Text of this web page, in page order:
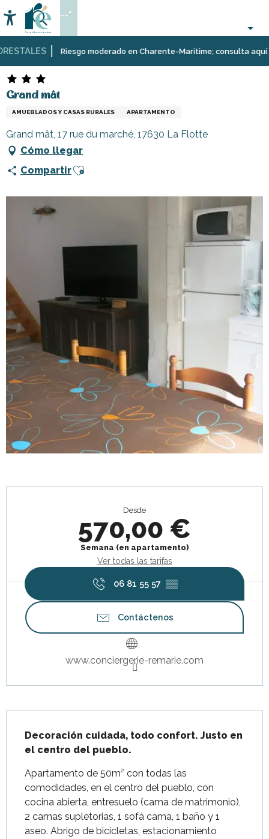
au
contenu
principal
Riesgo moderado en Charente-Maritime; consulta aquí
Accessibilité
Buscar
--°
Página Web EstanciaAlojamiento
AlquileresGrand mât
Grand mât
AMUEBLADOS Y CASAS RURALES APARTAMENTO
Grand mât, 17 rue du marché, 17630 La Flotte
Cómo llegar
CompartirAjouter aux favoris
Desde
570,00 €
Semana (en apartamento)
Ver todas las tarifas
06 81 55 57 ▒▒
Contáctenos
www.conciergerie-remarie.com
Decoración cuidada, todo confort. Justo en
el centro del pueblo.
Apartamento de 50m² con todas las
comodidades, en el centro del pueblo, con
cocina abierta, entresuelo (cama de matrimonio),
2 camas supletorias, 1 sofá cama, 1 baño y 1
aseo. Abrigo de bicicletas, estacionamiento